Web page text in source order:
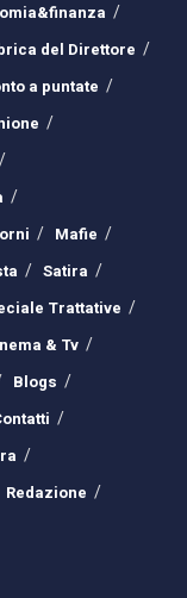
del Direttore
a puntate
Mafie
Satira
Trattative
& Tv
Blogs
Redazione